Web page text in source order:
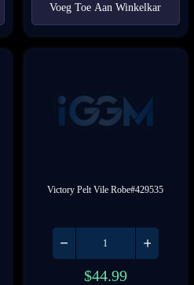
Voeg Toe Aan Winkelkar
Victory Pelt Vile Robe#429535
$44.99